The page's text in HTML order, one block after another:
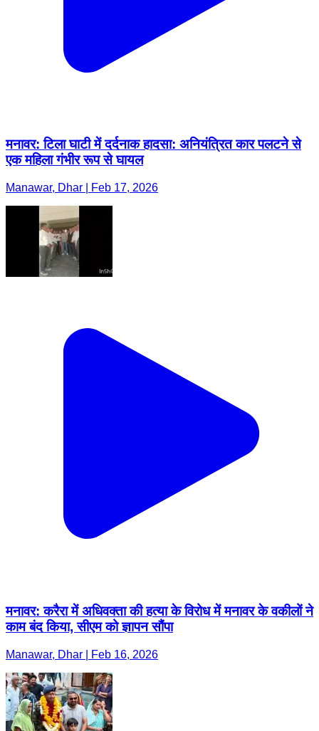
मनावर: टिला घाटी में दर्दनाक हादसा: अनियंत्रित कार पलटने से
एक महिला गंभीर रूप से घायल
Manawar, Dhar | Feb 17, 2026
मनावर: करैरा में अधिवक्ता की हत्या के विरोध में मनावर के वकीलों ने
काम बंद किया, सीएम को ज्ञापन सौंपा
Manawar, Dhar | Feb 16, 2026